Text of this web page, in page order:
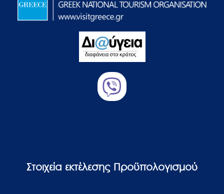
Στοιχεία εκτέλεσης Προϋπολογισμού